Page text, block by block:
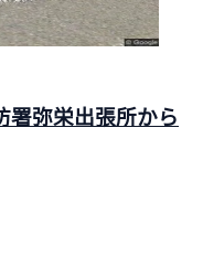
署弥栄出張所から